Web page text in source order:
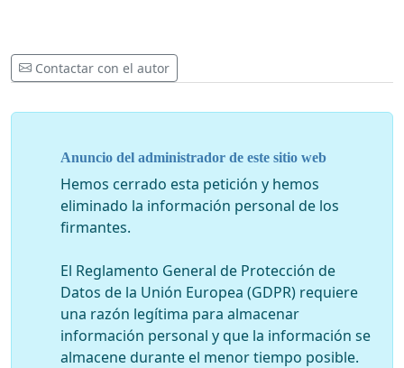
Contactar con el autor
Anuncio del administrador de este sitio web
Hemos cerrado esta petición y hemos
eliminado la información personal de los
firmantes.
El Reglamento General de Protección de
Datos de la Unión Europea (GDPR) requiere
una razón legítima para almacenar
información personal y que la información se
almacene durante el menor tiempo posible.